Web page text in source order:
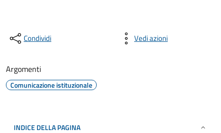
Condividi Vedi azioni
Argomenti
Comunicazione istituzionale
INDICE DELLA PAGINA